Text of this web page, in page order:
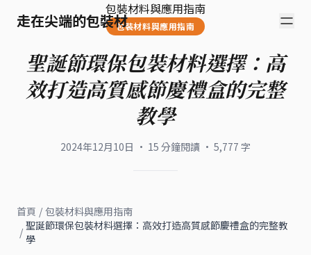
走在尖端的包裝材
包裝材料與應用指南
包裝材料與應用指南
聖誕節環保包裝材料選擇：高
效打造高質感節慶禮盒的完整
教學
2024年12月10日 · 15 分鐘閱讀 · 5,777 字
首頁 / 包裝材料與應用指南
/ 聖誕節環保包裝材料選擇：高效打造高質感節慶禮盒的完整教
學